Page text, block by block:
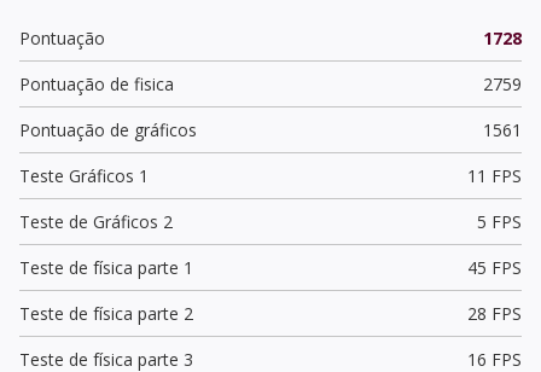
Pontuação
1728
Pontuação de fisica
2759
Pontuação de gráficos
1561
Teste Gráficos 1
11 FPS
Teste de Gráficos 2
5 FPS
Teste de física parte 1
45 FPS
Teste de física parte 2
28 FPS
Teste de física parte 3
16 FPS